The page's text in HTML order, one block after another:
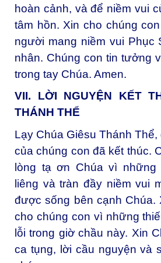
hoàn cảnh, và để niềm vui
tâm hồn. Xin cho chúng
người mang niềm vui Phục
nhân. Chúng con tin tưởng
trong tay Chúa. Amen.
VII. LỜI NGUYỆN KẾT
THÁNH THỂ
Lạy Chúa Giêsu Thánh
của chúng con đã kết thúc.
lòng tạ ơn Chúa vì những
liêng và tràn đầy niềm vui
được sống bên cạnh Chúa.
cho chúng con vì những
lỗi trong giờ chầu này. Xin
ca tụng, lời cầu nguyện và